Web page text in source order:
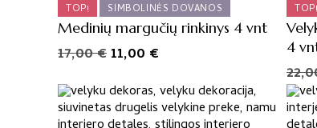
TOP!
SIMBOLINĖS DOVANOS
Medinių margučių rinkinys 4 vnt
17,00€Original
was:
17,00 €.
11,00 €
is:
11,00 €.
TOP!
4